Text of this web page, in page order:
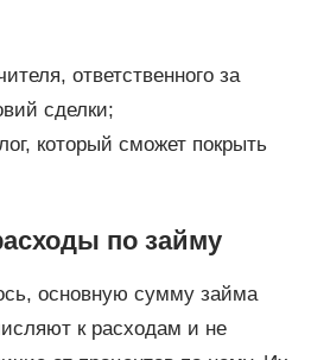
ответственного за
сделки;
который сможет покрыть
по займу
основную сумму займа
к расходам и не